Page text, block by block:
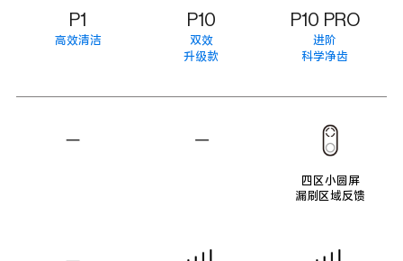
P1
高效清洁
P10
双效
升级款
P10 PRO
进阶
科学净齿
四区小圆屏
漏刷区域反馈